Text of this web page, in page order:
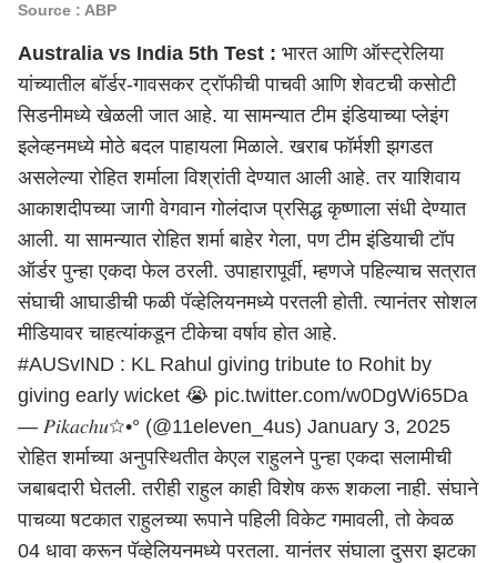
Source : ABP
Australia vs India 5th Test : भारत आणि ऑस्ट्रेलिया
यांच्यातील बॉर्डर-गावसकर ट्रॉफीची पाचवी आणि शेवटची कसोटी
सिडनीमध्ये खेळली जात आहे. या सामन्यात टीम इंडियाच्या प्लेइंग
इलेव्हनमध्ये मोठे बदल पाहायला मिळाले. खराब फॉर्मशी झगडत
असलेल्या रोहित शर्माला विश्रांती देण्यात आली आहे. तर याशिवाय
आकाशदीपच्या जागी वेगवान गोलंदाज प्रसिद्ध कृष्णाला संधी देण्यात
आली. या सामन्यात रोहित शर्मा बाहेर गेला, पण टीम इंडियाची टॉप
ऑर्डर पुन्हा एकदा फेल ठरली. उपाहारापूर्वी, म्हणजे पहिल्याच सत्रात
संघाची आघाडीची फळी पॅव्हेलियनमध्ये परतली होती. त्यानंतर सोशल
मीडियावर चाहत्यांकडून टीकेचा वर्षाव होत आहे.
#AUSvIND : KL Rahul giving tribute to Rohit by
giving early wicket 😭 pic.twitter.com/w0DgWi65Da
— 𝑃𝑖𝑘𝑎𝑐ℎ𝑢☆•° (@11eleven_4us) January 3, 2025
रोहित शर्माच्या अनुपस्थितीत केएल राहुलने पुन्हा एकदा सलामीची
जबाबदारी घेतली. तरीही राहुल काही विशेष करू शकला नाही. संघाने
पाचव्या षटकात राहुलच्या रूपाने पहिली विकेट गमावली, तो केवळ
04 धावा करून पॅव्हेलियनमध्ये परतला. यानंतर संघाला दुसरा झटका